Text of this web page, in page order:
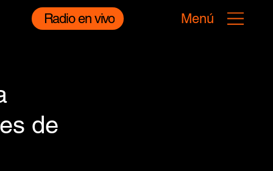
Radio en vivo Menú
de